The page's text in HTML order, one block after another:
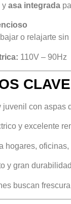
y asa integrada
o relajarte
110V – 90Hz
CLAVE
juvenil con aspas
y excelente
hogares,
y gran
buscan